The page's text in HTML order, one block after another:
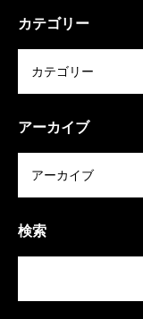
カテゴリー
アーカイブ
検索